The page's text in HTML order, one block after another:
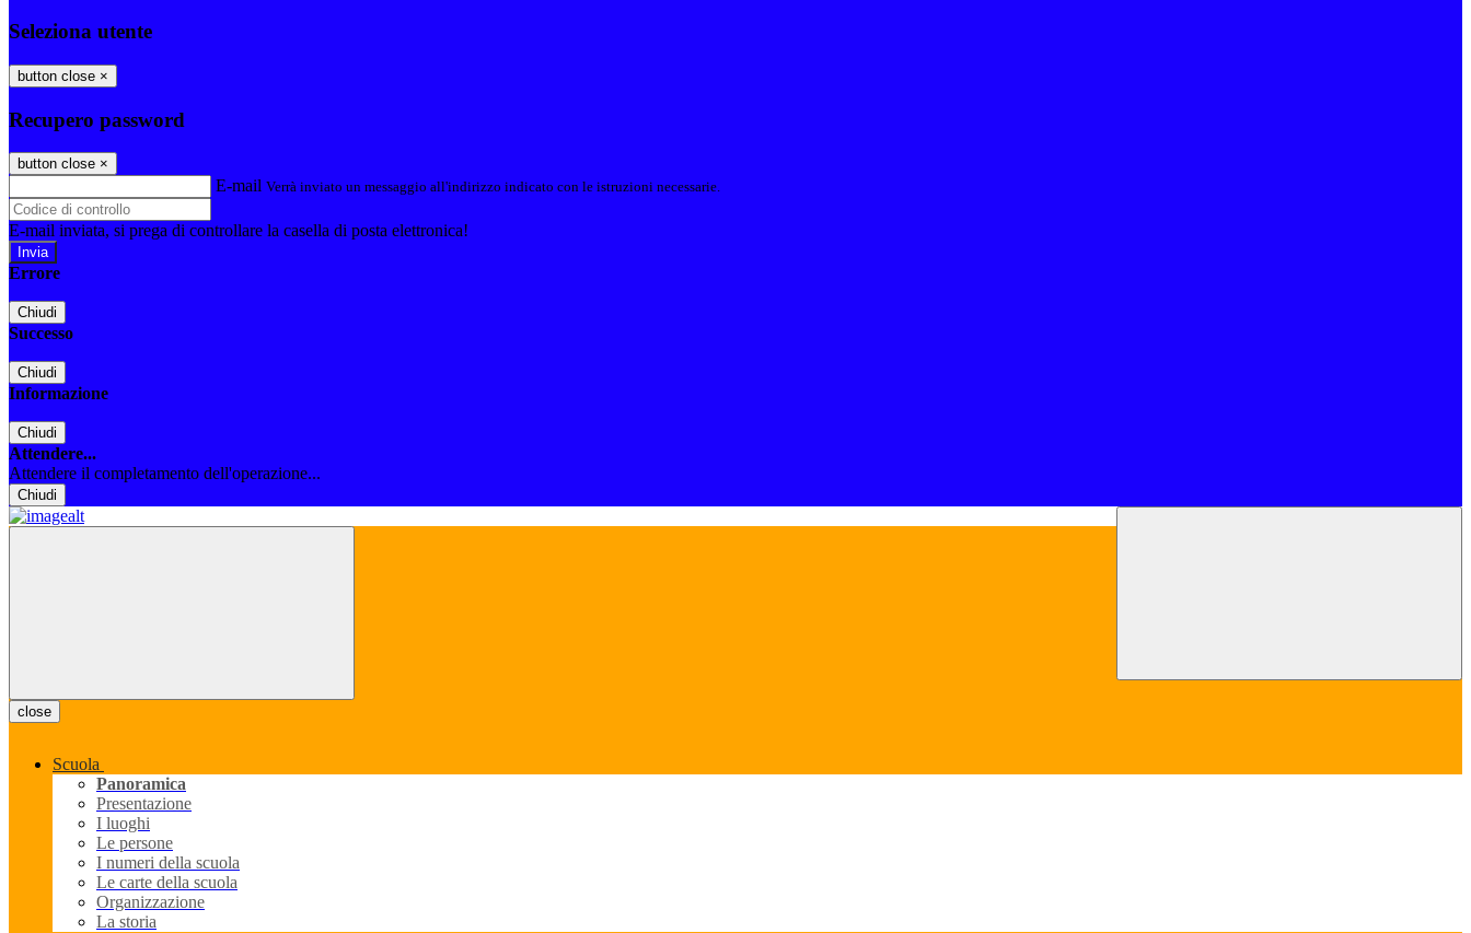
Seleziona utente
button close ×
Recupero password
button close ×
E-mail Verrà inviato un messaggio all'indirizzo indicato con le istruzioni necessarie.
E-mail inviata, si prega di controllare la casella di posta elettronica!
Errore
Chiudi
Successo
Chiudi
Informazione
Chiudi
Attendere...
Attendere il completamento dell'operazione...
Chiudi
close
Scuola
Panoramica
Presentazione
I luoghi
Le persone
I numeri della scuola
Le carte della scuola
Organizzazione
La storia